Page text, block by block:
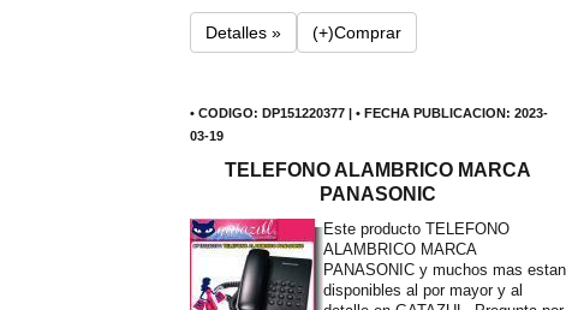
Detalles » (+)Comprar
• CODIGO: DP151220377 | • FECHA PUBLICACION: 2023-
03-19
TELEFONO ALAMBRICO MARCA
PANASONIC
Este producto TELEFONO
ALAMBRICO MARCA
PANASONIC y muchos mas estan
disponibles al por mayor y al